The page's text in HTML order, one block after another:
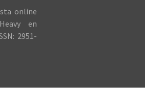
online
en
2951-